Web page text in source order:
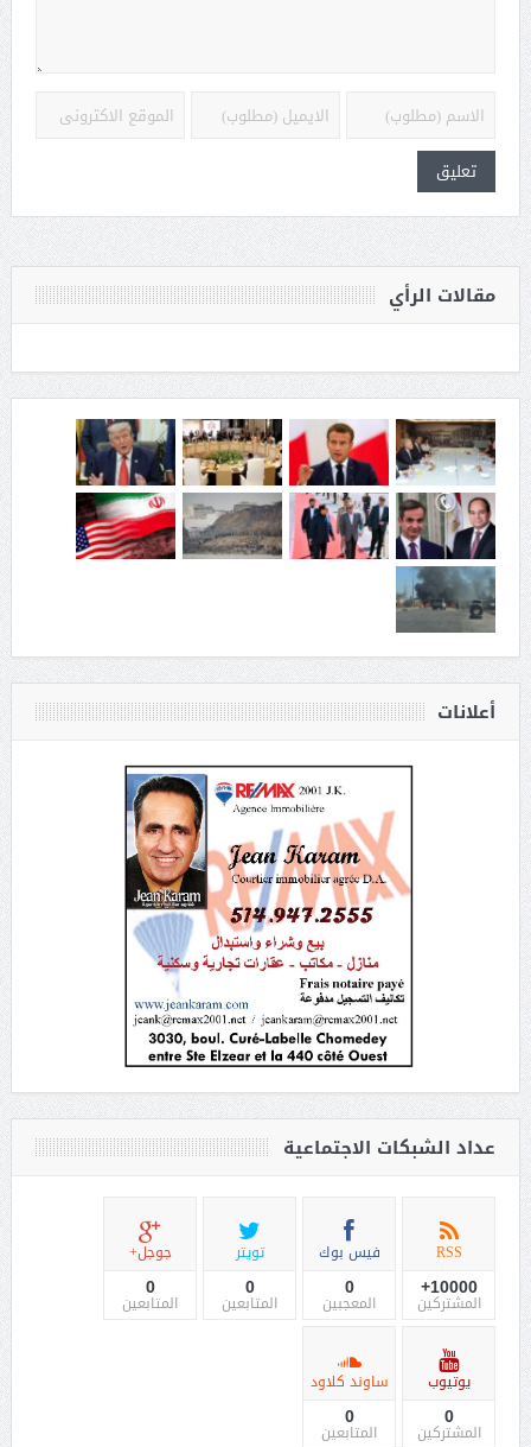
مقالات الرأي
أعلانات
عداد الشبكات الاجتماعية
RSS
10000+
المشتركين
فيس بوك
0
المعجبين
تويتر
0
المتابعين
جوجل+
0
المتابعين
يوتيوب
0
المشتركين
ساوند كلاود
0
المتابعين